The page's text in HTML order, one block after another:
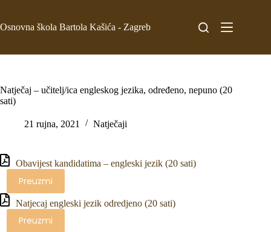
Osnovna škola Bartola Kašića - Zagreb
Natječaj – učitelj/ica engleskog jezika, određeno, nepuno (20
sati)
21 rujna, 2021 Natječaji
Obavijest kandidatima – engleski jezik (20 sati)
Preuzmi
Natjecaj engleski jezik odredjeno (20 sati)
Preuzmi